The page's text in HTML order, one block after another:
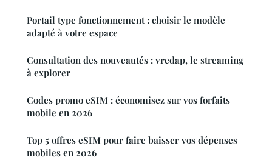
Portail type fonctionnement : choisir le modèle
adapté à votre espace
Consultation des nouveautés : vredap, le streaming
à explorer
Codes promo eSIM : économisez sur vos forfaits
mobile en 2026
Top 5 offres eSIM pour faire baisser vos dépenses
mobiles en 2026